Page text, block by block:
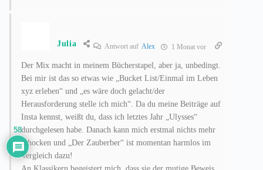
Julia Antwort auf Alex 1 Monat vor
Der Mix macht in meinem Bücherstapel, aber ja, unbedingt.
Bei mir ist das so etwas wie „Bucket List/Einmal im Leben
xyz erleben“ und „es wäre doch gelacht/der
Herausforderung stelle ich mich“. Da du meine Beiträge auf
Insta kennst, weißt du, dass ich letztes Jahr „Ulysses“
durchgelesen habe. Danach kann mich erstmal nichts mehr
schocken und „Der Zauberber“ ist momentan harmlos im
Vergleich dazu!
58